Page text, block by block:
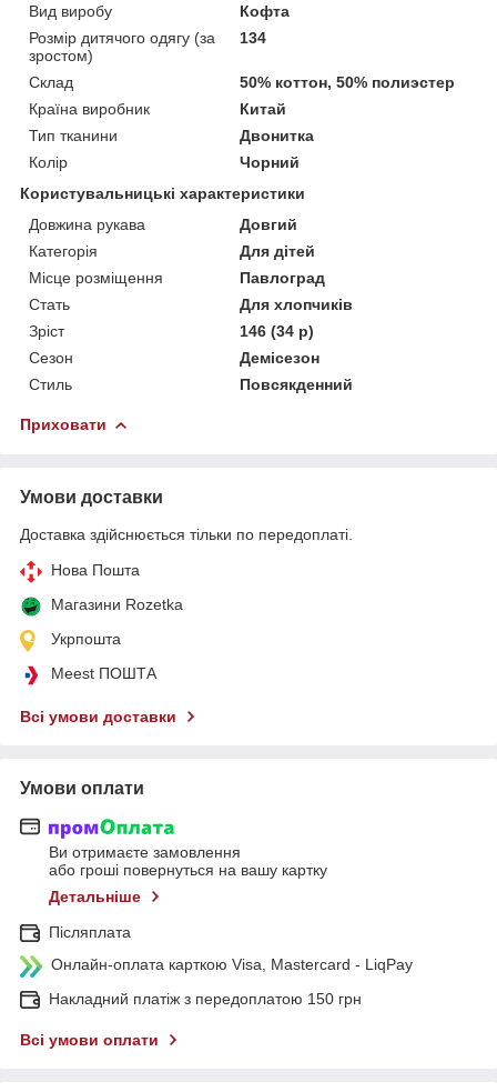
Вид виробу
Кофта
Розмір дитячого одягу (за
зростом)
134
Склад
50% коттон, 50% полиэстер
Країна виробник
Китай
Тип тканини
Двонитка
Колір
Чорний
Користувальницькі характеристики
Довжина рукава
Довгий
Категорія
Для дітей
Місце розміщення
Павлоград
Стать
Для хлопчиків
Зріст
146 (34 р)
Сезон
Демісезон
Стиль
Повсякденний
Приховати
Умови доставки
Доставка здійснюється тільки по передоплаті.
Нова Пошта
Магазини Rozetka
Укрпошта
Meest ПОШТА
Всі умови доставки
Умови оплати
Ви отримаєте замовлення
або гроші повернуться на вашу картку
Детальніше
Післяплата
Онлайн-оплата карткою Visa, Mastercard - LiqPay
Накладний платіж з передоплатою 150 грн
Всі умови оплати